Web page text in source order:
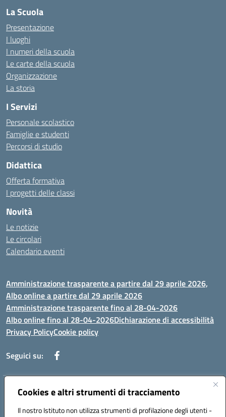
Cookies e altri strumenti di tracciamento
Il nostro Istituto non utilizza strumenti di profilazione degli utenti -
La Scuola
Presentazione
I luoghi
I numeri della scuola
Le carte della scuola
Organizzazione
La storia
I Servizi
Personale scolastico
Famiglie e studenti
Percorsi di studio
Didattica
Offerta formativa
I progetti delle classi
Novità
Le notizie
Le circolari
Calendario eventi
Amministrazione trasparente a partire dal 29 aprile 2026,
Albo online a partire dal 29 aprile 2026
Amministrazione trasparente fino al 28-04-2026
Albo online fino al 28-04-2026Dichiarazione di accessibilità
Privacy PolicyCookie policy
Seguici su:
Indirizzo:Via Selicato, 1 71122 FOGGIA (FG)
Posta elettronica certificata (PEC):fgee01200c@pec.istruzione.it